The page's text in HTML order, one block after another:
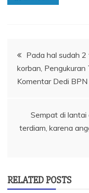
Navigasi
pos
Pada hal sudah
korban, Pengukuran
Komentar Dedi BPN
Sempat di
terdiam, karena
RELATED POSTS